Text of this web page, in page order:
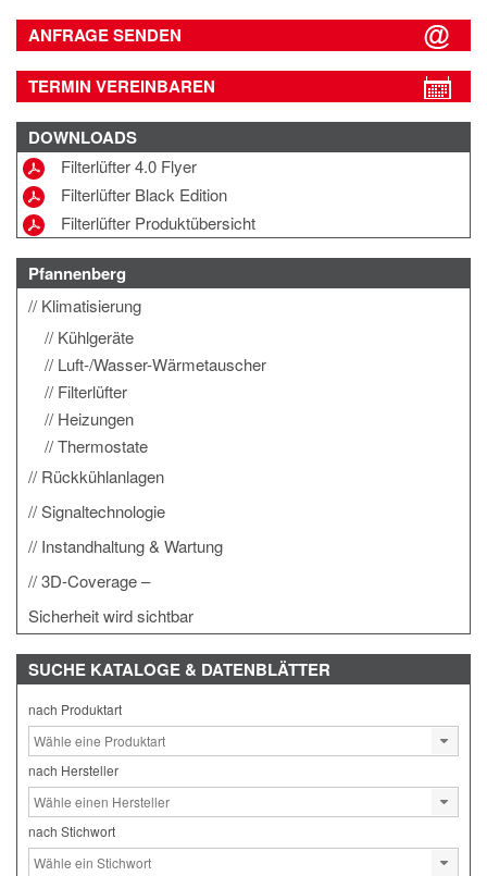
ANFRAGE SENDEN
TERMIN VEREINBAREN
DOWNLOADS
Filterlüfter 4.0 Flyer
Filterlüfter Black Edition
Filterlüfter Produktübersicht
Pfannenberg
Klimatisierung
Kühlgeräte
Luft-/Wasser-Wärmetauscher
Filterlüfter
Heizungen
Thermostate
Rückkühlanlagen
Signaltechnologie
Instandhaltung & Wartung
3D-Coverage –
Sicherheit wird sichtbar
SUCHE KATALOGE & DATENBLÄTTER
nach Produktart
nach Hersteller
nach Stichwort